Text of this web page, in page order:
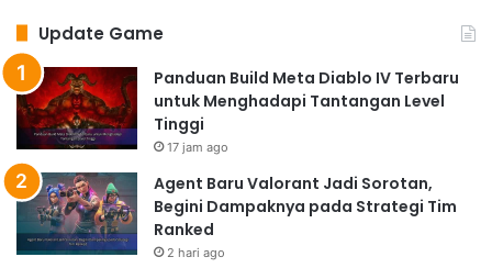
Update Game
Panduan Build Meta Diablo IV Terbaru
untuk Menghadapi Tantangan Level
Tinggi
17 jam ago
Agent Baru Valorant Jadi Sorotan,
Begini Dampaknya pada Strategi Tim
Ranked
2 hari ago